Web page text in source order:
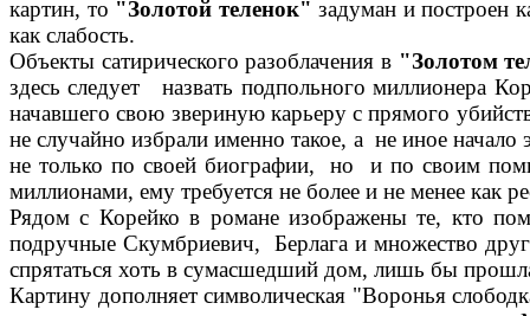
картин, то "Золотой теленок" задуман и построен
как слабость.
Объекты сатирического разоблачения в "Золотом
здесь следует назвать подпольного миллионера
начавшего свою звериную карьеру с прямого
не случайно избрали именно такое, а не иное
не только по своей биографии, но и по своим
миллионами, ему требуется не более и не менее как
Рядом с Корейко в романе изображены те, кто
подручные Скумбриевич, Берлага и множество
спрятаться хоть в сумасшедший дом, лишь бы
Картину дополняет символическая "Воронья